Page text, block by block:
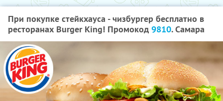
При покупке стейкхауса - чизбургер бесплатно в
ресторанах Burger King! Промокод 9810. Самара